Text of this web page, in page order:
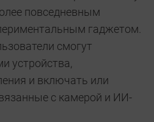
повседневным
гаджетом.
смогут
устройства,
и включать или
с камерой и ИИ-